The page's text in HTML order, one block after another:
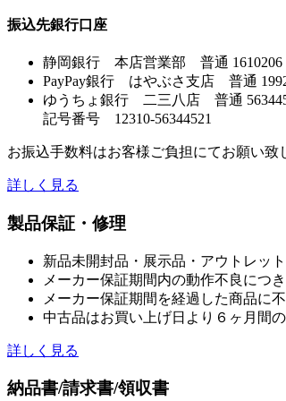
振込先銀行口座
静岡銀行 本店営業部 普通 1610206
PayPay銀行 はやぶさ支店 普通
ゆうちょ銀行 二三八店 普通
記号番号 12310-56344521
お振込手数料はお客様ご負担にてお願い致
詳しく見る
製品保証・修理
新品未開封品・展示品・アウトレッ
メーカー保証期間内の動作不良につ
メーカー保証期間を経過した商品に
中古品はお買い上げ日より６ヶ月間の
詳しく見る
納品書/請求書/領収書